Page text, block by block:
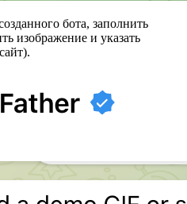
бота, заполнить
изображение и указать